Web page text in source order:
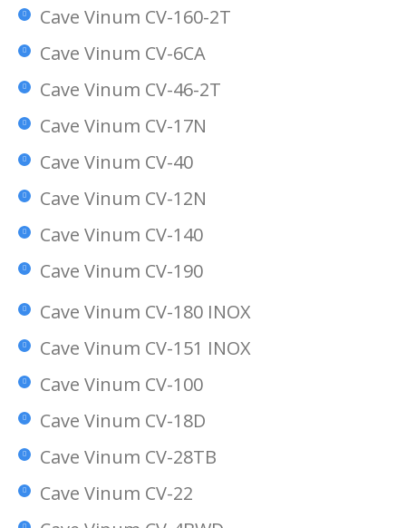
Cave Vinum CV-160-2T
Cave Vinum CV-6CA
Cave Vinum CV-46-2T
Cave Vinum CV-17N
Cave Vinum CV-40
Cave Vinum CV-12N
Cave Vinum CV-140
Cave Vinum CV-190
Cave Vinum CV-180 INOX
Cave Vinum CV-151 INOX
Cave Vinum CV-100
Cave Vinum CV-18D
Cave Vinum CV-28TB
Cave Vinum CV-22